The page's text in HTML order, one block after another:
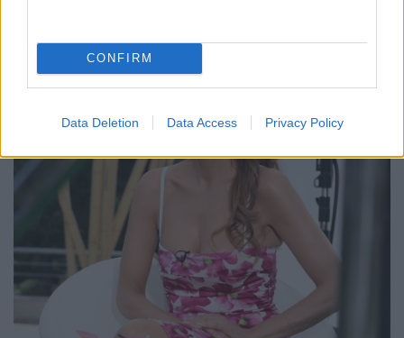
CONFIRM
Data Deletion Data Access Privacy Policy